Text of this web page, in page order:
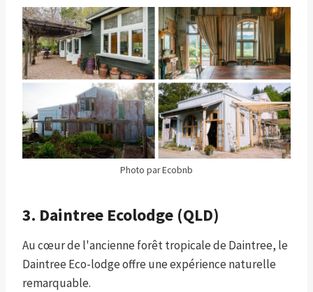
Photo par Ecobnb
3. Daintree Ecolodge (QLD)
Au cœur de l'ancienne forêt tropicale de Daintree, le
Daintree Eco-lodge offre une expérience naturelle
remarquable.